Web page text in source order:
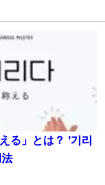
る」とは？ '기리